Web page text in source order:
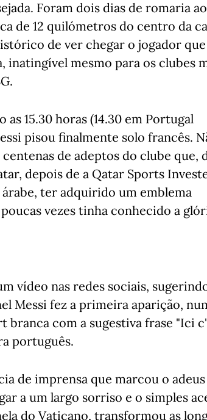
Foram dois dias de romaria ao
de 12 quilómetros do centro da
de ver chegar o jogador que
inatingível mesmo para os clubes
15.30 horas (14.30 em Portugal
pisou finalmente solo francês.
de adeptos do clube que,
depois de a Qatar Sports
ter adquirido um emblema
vezes tinha conhecido a
vídeo nas redes sociais,
Messi fez a primeira aparição,
branca com a sugestiva frase "Ici
português.
de imprensa que marcou o
a um largo sorriso e o simples
do Vaticano, transformou as